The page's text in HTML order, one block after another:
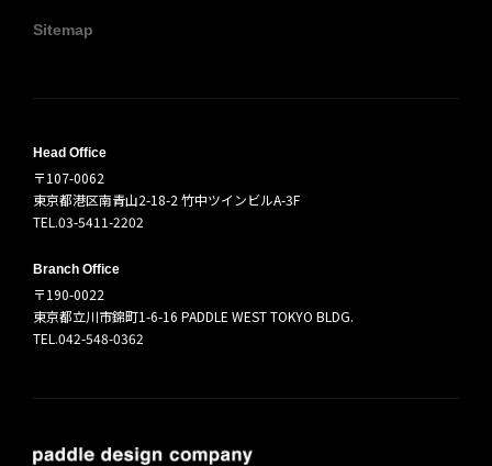
Sitemap
Head Office
〒107-0062
東京都港区南青山2-18-2 竹中ツインビルA-3F
TEL.03-5411-2202
Branch Office
〒190-0022
東京都立川市錦町1-6-16 PADDLE WEST TOKYO BLDG.
TEL.042-548-0362